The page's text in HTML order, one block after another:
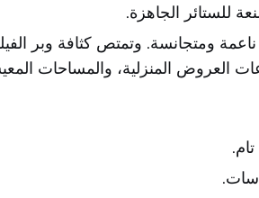
للستائر الجاهزة.
ومتجانسة. وتمتص كثافة وبر
العروض المنزلية، والمساحات